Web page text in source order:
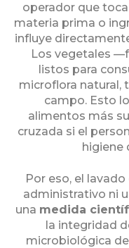
operador que
materia prima o
influye
Los vegetales
listos para
microflora natural,
campo. Esto
alimentos más
cruzada si el
higiene
Por eso, el
administrativo ni
una medida
la integridad
microbiológica